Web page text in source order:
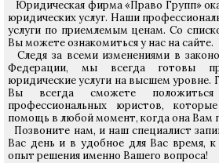
Юридическая фирма «Право Групп»
юридических услуг. Наши
услуги по приемлемым ценам. Со
Вы можете ознакомиться у нас на сайте.
Следя за всеми изменениями в
Федерации, мы всегда готовы
юридические услуги на высшем уровне.
Вы всегда сможете
профессиональных юристов,
помощь в любой момент, когда она Вам
Позвоните нам, и наш специалист
Вас день и в удобное для Вас время,
опыт решения именно Вашего вопроса!